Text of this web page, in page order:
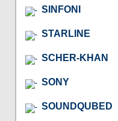
SINFONI
STARLINE
SCHER-KHAN
SONY
SOUNDQUBED